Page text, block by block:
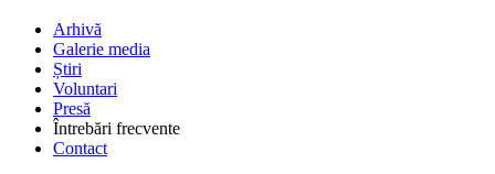
Arhivă
Galerie media
Știri
Voluntari
Presă
Întrebări frecvente
Contact